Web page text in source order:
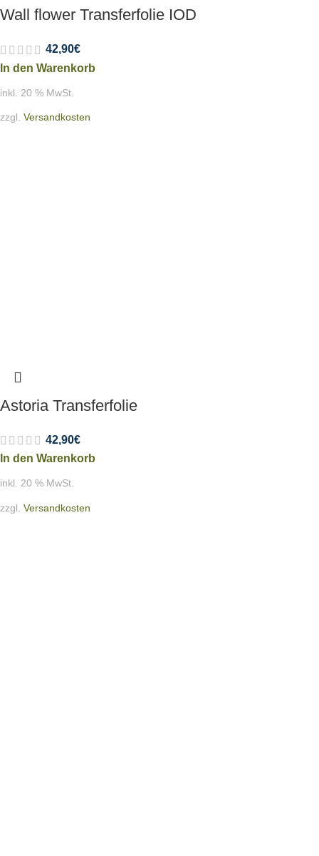
Wall flower Transferfolie IOD
42,90€
In den Warenkorb
inkl. 20 % MwSt.
zzgl. Versandkosten
Astoria Transferfolie
42,90€
In den Warenkorb
inkl. 20 % MwSt.
zzgl. Versandkosten